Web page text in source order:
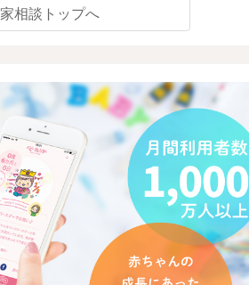
相談トップへ